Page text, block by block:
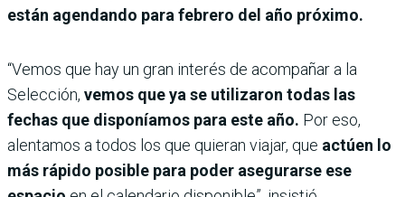
están agendando para febrero del año próximo.
“Vemos que hay un gran interés de acompañar a la
Selección, vemos que ya se utilizaron todas las
fechas que disponíamos para este año. Por eso,
alentamos a todos los que quieran viajar, que actúen lo
más rápido posible para poder asegurarse ese